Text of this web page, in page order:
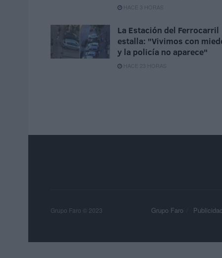
HACE 3 HORAS
La Estación del Ferrocarril
estalla: "Vivimos con
y la policía no aparece"
HACE 23 HORAS
Grupo Faro Publicidad
Grupo Faro © 2023